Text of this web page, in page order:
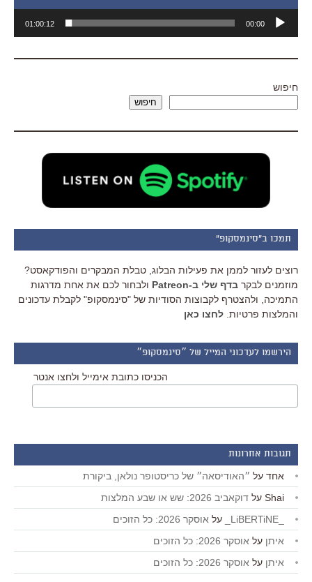
אודיו
00:00
01:00:12
חיפוש
חיפוש
תמכו ב"סינמסקופ"
רוצים לעזור לממן את פעילות הבלוג, טבלת המבקרים והפודקאסט?
מוזמנים לבקר בדף שלי ב-Patreon
ולבחור לכם את אחת מדרגות
התמיכה, ולהצטרף לקבוצות הסודיות של "סינמסקופ" לקבלת עדכונים
והמלצות פרטיות. לחצו כאן
הירשמו לעדכוני המייל של ״סינמסקופ״
הכניסו כתובת אימייל ולחצו אנטר
תגובות אחרונות
אחד על ״האודיסאה״ של כריסטופר נולאן, ביקורת
Shai על דוקאביב 2026: שש או שבע המלצות
על אוסקר 2026: כל הזוכים
איתן על אוסקר 2026: כל הזוכים
איתן על אוסקר 2026: כל הזוכים